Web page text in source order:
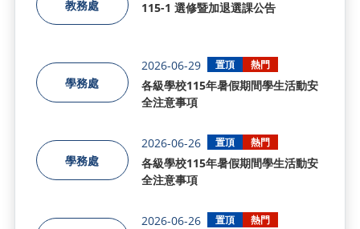
教務處 115-1 選修暨加退選課公告
學務處
2026-06-29 置頂 熱門
各級學校115年暑假期間學生活動安
全注意事項
學務處
2026-06-26 置頂 熱門
各級學校115年暑假期間學生活動安
全注意事項
2026-06-26 置頂 熱門